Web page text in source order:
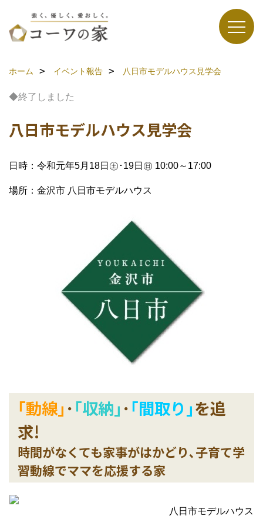
ホーム イベント報告 八日市モデルハウス見学会
◆終了しました
八日市モデルハウス見学会
日時：令和元年5月18日㊏･19日㊐ 10:00～17:00
場所：金沢市 八日市モデルハウス
｢動線｣ ･｢収納｣ ･｢間取り｣を追
求!
時間がなくても家事がはかどり､子育て学
習動線でママを応援する家
八日市モデルハウス